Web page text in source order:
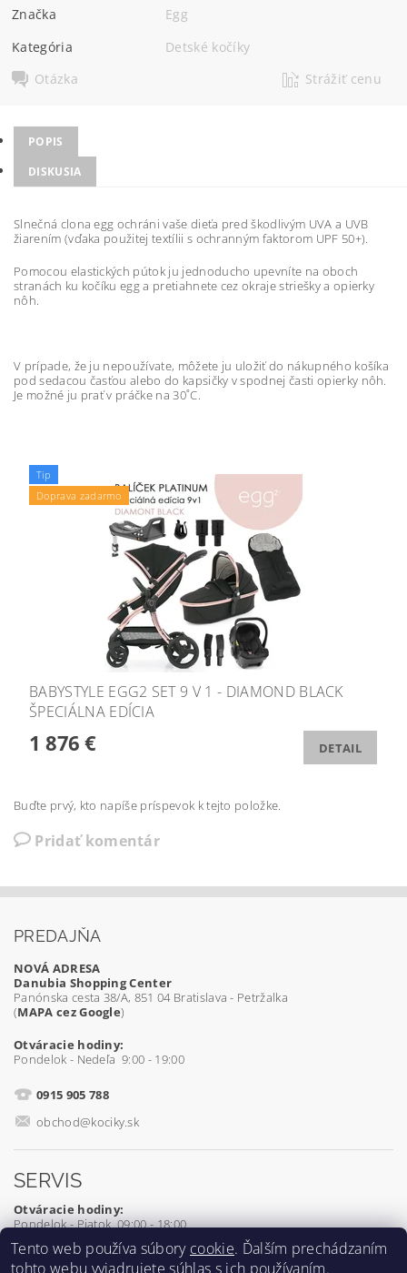
Značka
Egg
Kategória
Detské kočíky
Otázka
Strážiť cenu
POPIS
DISKUSIA
Slnečná clona egg ochráni vaše dieťa pred škodlivým UVA a UVB
žiarením (vďaka použitej textílii s ochranným faktorom UPF 50+).
Pomocou elastických pútok ju jednoducho upevníte na oboch
stranách ku kočíku egg a pretiahnete cez okraje striešky a opierky
nôh.
V prípade, že ju nepoužívate, môžete ju uložiť do nákupného košíka
pod sedacou časťou alebo do kapsičky v spodnej časti opierky nôh.
Je možné ju prať v práčke na 30˚C.
Tip
Doprava zadarmo
BABYSTYLE EGG2 SET 9 V 1 - DIAMOND BLACK
ŠPECIÁLNA EDÍCIA
1 876 € DETAIL
Buďte prvý, kto napíše príspevok k tejto položke.
Pridať komentár
PREDAJŇA
NOVÁ ADRESA
Danubia Shopping Center
Panónska cesta 38/A, 851 04 Bratislava - Petržalka
(MAPA cez Google)
Otváracie hodiny:
Pondelok - Nedeľa 9:00 - 19:00
0915 905 788
obchod@kociky.sk
SERVIS
Otváracie hodiny:
Pondelok - Piatok 09:00 - 18:00
0905 539 927
Tento web používa súbory cookie. Ďalším prechádzaním
tohto webu vyjadrujete súhlas s ich používaním.